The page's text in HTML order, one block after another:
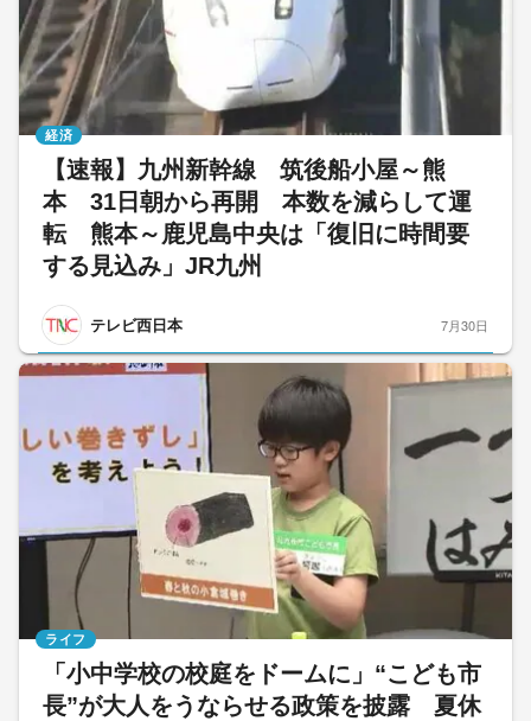
【速報】九州新幹線 筑後船小屋～熊
本 31日朝から再開 本数を減らして運
転 熊本～鹿児島中央は「復旧に時間要
する見込み」JR九州
テレビ西日本
経済
7月30日
「小中学校の校庭をドームに」“こども市
長”が大人をうならせる政策を披露 夏休
ライフ